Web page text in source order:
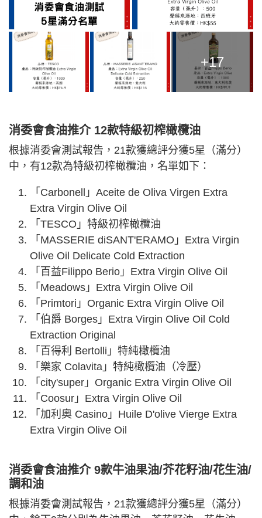
+17
消委會食油推介 12款特級初榨橄欖油
根據消委會測試報告，21款獲總評分獲5星（滿分）
中，有12款為特級初榨橄欖油，名單如下：
「Carbonell」Aceite de Oliva Virgen Extra
Extra Virgin Olive Oil
「TESCO」特級初榨橄欖油
「MASSERIE diSANT'ERAMO」Extra Virgin
Olive Oil Delicate Cold Extraction
「百益Filippo Berio」Extra Virgin Olive Oil
「Meadows」Extra Virgin Olive Oil
「Primtori」Organic Extra Virgin Olive Oil
「伯爵 Borges」Extra Virgin Olive Oil Cold
Extraction Original
「百得利 Bertolli」特純橄欖油
「樂家 Colavita」特純橄欖油（冷壓）
「city'super」Organic Extra Virgin Olive Oil
「Coosur」Extra Virgin Olive Oil
「加利奧 Casino」Huile D'olive Vierge Extra
Extra Virgin Olive Oil
消委會食油推介 9款牛油果油/芥花籽油/花生油/
調和油
根據消委會測試報告，21款獲總評分獲5星（滿分）